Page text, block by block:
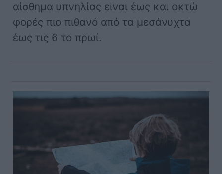
αίσθημα υπνηλίας είναι έως και οκτώ
φορές πιο πιθανό από τα μεσάνυχτα
έως τις 6 το πρωί.